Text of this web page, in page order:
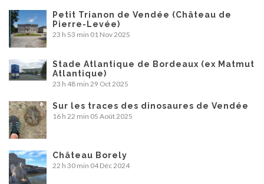
Petit Trianon de Vendée (Château de
Pierre-Levée)
23 h 53 min 01 Nov 2025
Stade Atlantique de Bordeaux (ex Matmut
Atlantique)
23 h 48 min 29 Oct 2025
Sur les traces des dinosaures de Vendée
16 h 22 min 05 Août 2025
Château Borely
22 h 30 min 04 Déc 2024